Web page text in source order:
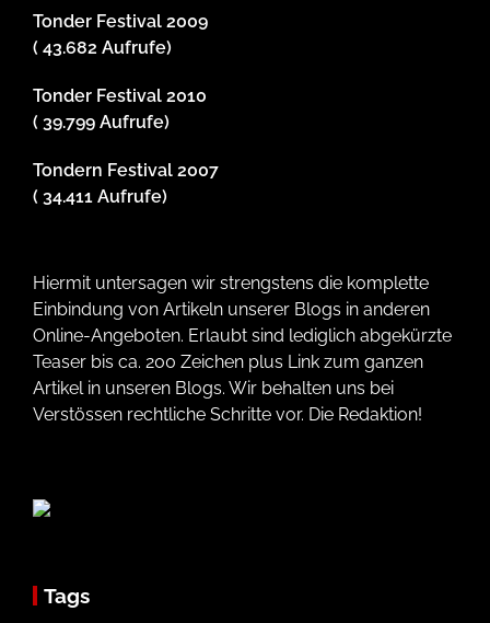
Tonder Festival 2009
( 43.682 Aufrufe)
Tonder Festival 2010
( 39.799 Aufrufe)
Tondern Festival 2007
( 34.411 Aufrufe)
Hiermit untersagen wir strengstens die komplette
Einbindung von Artikeln unserer Blogs in anderen
Online-Angeboten. Erlaubt sind lediglich abgekürzte
Teaser bis ca. 200 Zeichen plus Link zum ganzen
Artikel in unseren Blogs. Wir behalten uns bei
Verstössen rechtliche Schritte vor. Die Redaktion!
Tags